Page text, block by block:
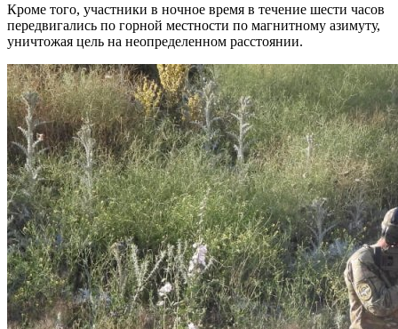
Кроме того, участники в ночное время в течение шести часов
передвигались по горной местности по магнитному азимуту,
уничтожая цель на неопределенном расстоянии.